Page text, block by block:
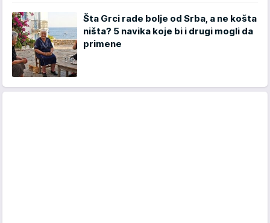
Šta Grci rade bolje od Srba, a ne košta
ništa? 5 navika koje bi i drugi mogli da
primene